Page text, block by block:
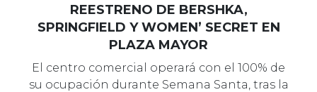
REESTRENO DE BERSHKA,
SPRINGFIELD Y WOMEN’ SECRET EN
PLAZA MAYOR
El centro comercial operará con el 100% de
su ocupación durante Semana Santa, tras la